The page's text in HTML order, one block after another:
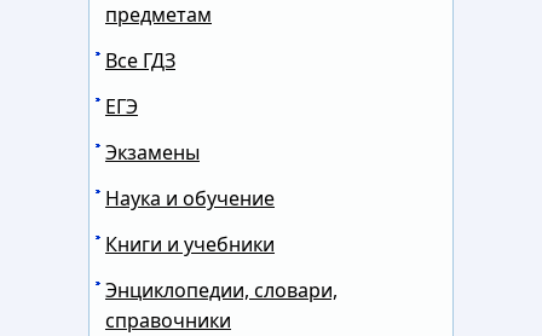
предметам
Все ГДЗ
ЕГЭ
Экзамены
Наука и обучение
Книги и учебники
Энциклопедии, словари,
справочники